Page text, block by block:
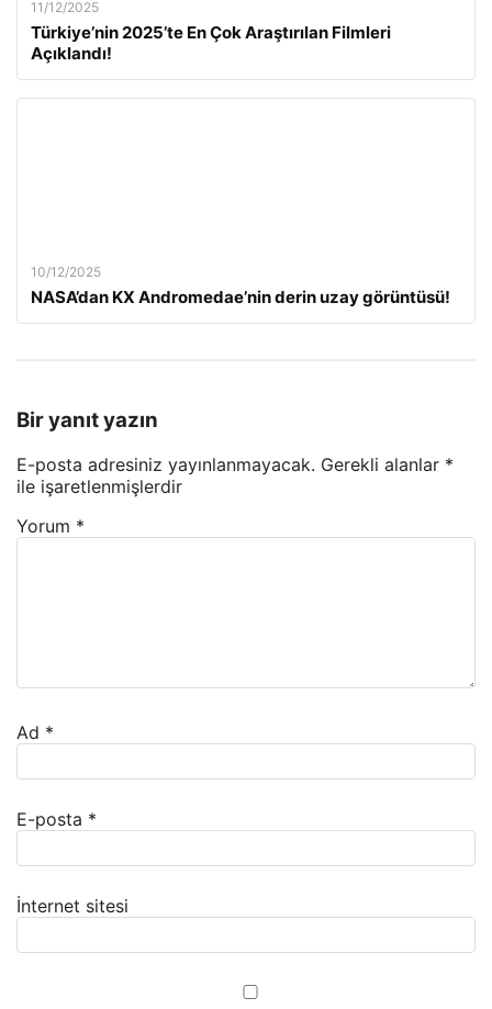
11/12/2025
Türkiye’nin 2025’te En Çok Araştırılan Filmleri
Açıklandı!
10/12/2025
NASA’dan KX Andromedae’nin derin uzay görüntüsü!
Bir yanıt yazın
E-posta adresiniz yayınlanmayacak. Gerekli alanlar *
ile işaretlenmişlerdir
Yorum *
Ad *
E-posta *
İnternet sitesi